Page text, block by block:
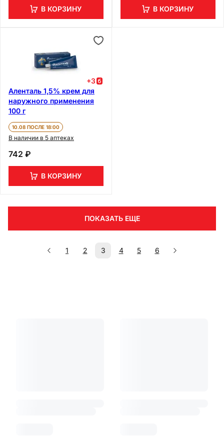
В КОРЗИНУ В КОРЗИНУ
+3
Аленталь 1,5% крем для
наружного применения
100 г
10.08 ПОСЛЕ 18:00
В наличии в 5 аптеках
742 ₽
В КОРЗИНУ
ПОКАЗАТЬ ЕЩЕ
1 2 3 4 5 6